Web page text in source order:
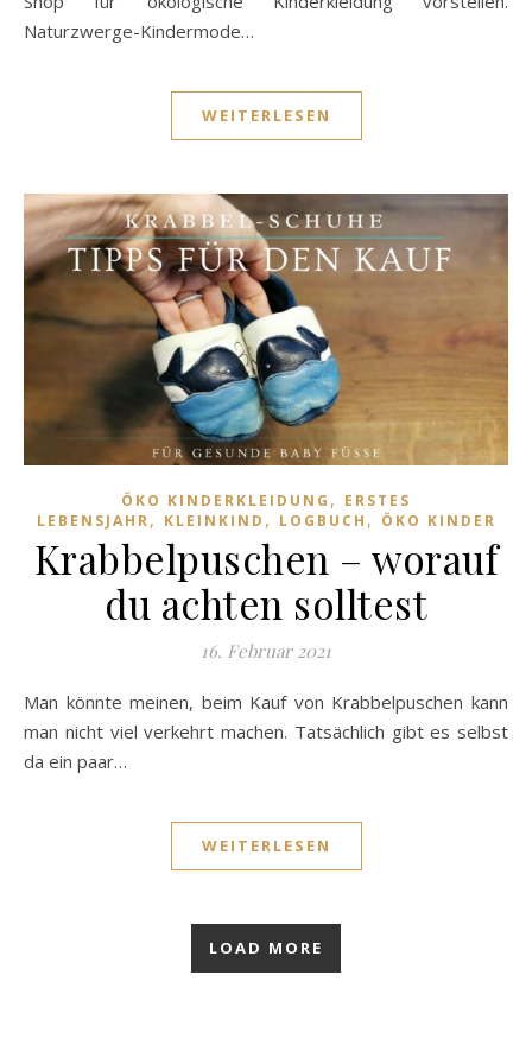
Naturzwerge-Kindermode…
WEITERLESEN
ÖKO KINDERKLEIDUNG , ERSTES
LEBENSJAHR, KLEINKIND , LOGBUCH , ÖKO KINDER
Krabbelpuschen – worauf
du achten solltest
16. Februar 2021
Man könnte meinen, beim Kauf von Krabbelpuschen kann
man nicht viel verkehrt machen. Tatsächlich gibt es selbst
da ein paar…
WEITERLESEN
LOAD MORE